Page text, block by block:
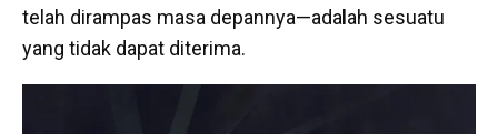
telah dirampas masa depannya—adalah sesuatu
yang tidak dapat diterima.